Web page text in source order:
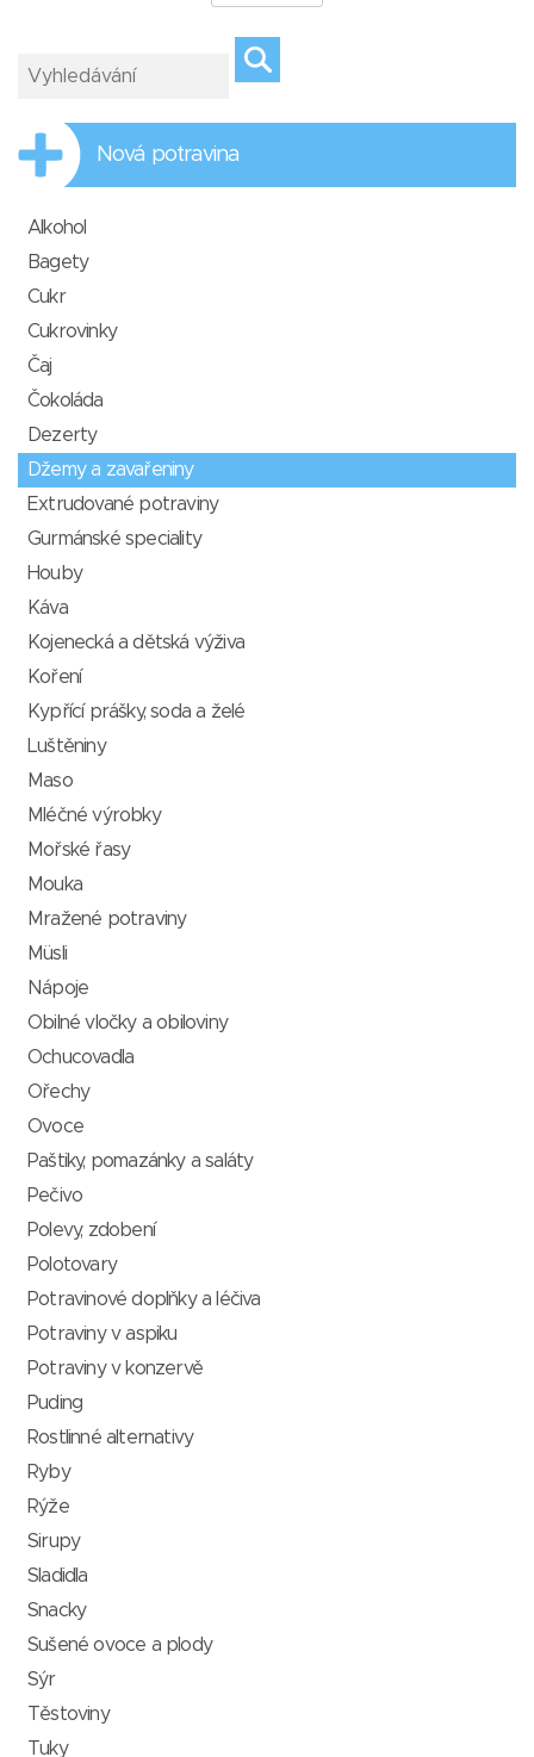
Nová potravina
Alkohol
Bagety
Cukr
Cukrovinky
Čaj
Čokoláda
Dezerty
Džemy a zavařeniny
Extrudované potraviny
Gurmánské speciality
Houby
Káva
Kojenecká a dětská výživa
Koření
Kypřící prášky, soda a želé
Luštěniny
Maso
Mléčné výrobky
Mořské řasy
Mouka
Mražené potraviny
Müsli
Nápoje
Obilné vločky a obiloviny
Ochucovadla
Ořechy
Ovoce
Paštiky, pomazánky a saláty
Pečivo
Polevy, zdobení
Polotovary
Potravinové doplňky a léčiva
Potraviny v aspiku
Potraviny v konzervě
Puding
Rostlinné alternativy
Ryby
Rýže
Sirupy
Sladidla
Snacky
Sušené ovoce a plody
Sýr
Těstoviny
Tuky